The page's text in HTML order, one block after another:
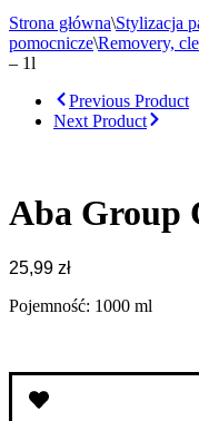
Strona główna\Stylizacja
pomocnicze\Removery,
– 1l
Previous Product
Next Product
Aba Group
25,99 zł
Pojemność: 1000 ml